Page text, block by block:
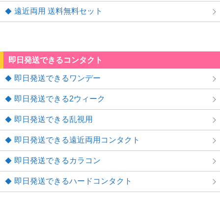
遠近両用 送料無料セット
即日発送できるコンタクト
即日発送できるワンデー
即日発送できる2ウィーク
即日発送できる乱視用
即日発送できる遠近両用コンタクト
即日発送できるカラコン
即日発送できるハードコンタクト